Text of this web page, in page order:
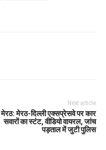
Next article
मेरठ: मेरठ-दिल्ली एक्सप्रेसवे पर कार
सवारों का स्टंट, वीडियो वायरल, जांच
पड़ताल में जुटी पुलिस